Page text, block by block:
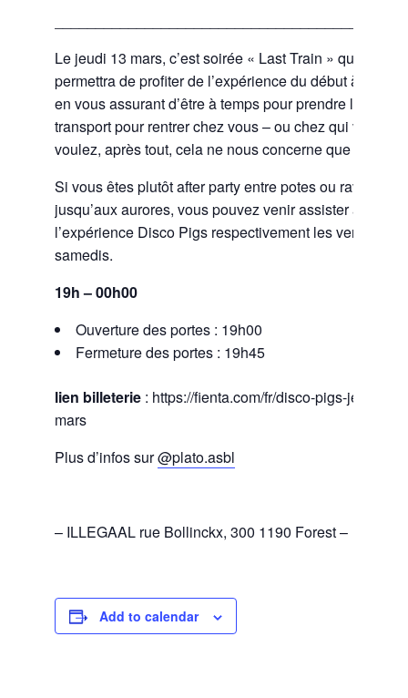
Le jeudi 13 mars, c’est soirée « Last Train » qui vous
permettra de profiter de l’expérience du début à la fin,
en vous assurant d’être à temps pour prendre le
transport pour rentrer chez vous – ou chez qui vous
voulez, après tout, cela ne nous concerne que trop
Si vous êtes plutôt after party entre potes ou rave
jusqu’aux aurores, vous pouvez venir assister à
l’expérience Disco Pigs respectivement les vendredis
samedis.
19h – 00h00
Ouverture des portes : 19h00
Fermeture des portes : 19h45
lien billeterie : https://fienta.com/fr/disco-pigs-jeudi-13-
mars
Plus d’infos sur@plato.asbl
– ILLEGAAL rue Bollinckx, 300 1190 Forest –
Add to calendar